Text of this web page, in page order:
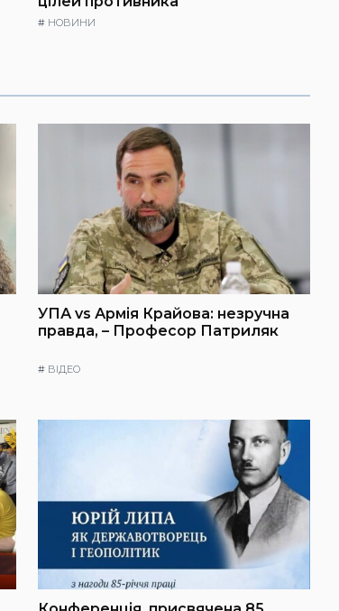
# НОВИНИ
УПА vs Армія Крайова: незручна
правда, – Професор Патриляк
# ВІДЕО